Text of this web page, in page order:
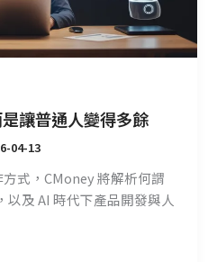
讓普通人變得多餘
04-13
式，CMoney 將解析何謂
及 AI 時代下產品開發與人